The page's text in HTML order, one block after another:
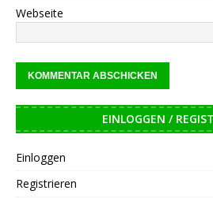
Webseite
EINLOGGEN /
Einloggen
Registrieren